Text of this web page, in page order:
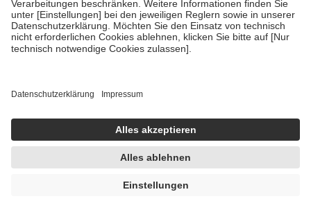
GKV getragen werden
• empfohlenen Schutzimpfungen
• Harn- und Blutteststreifen
getroffen, um sicherzustellen, dass es sich um echte Bewertungen
https://help.etrusted.com/hc/de/articles/4419944605341
Einige Bilder und Inhalte wurden unter Zuhilfenahme künstlicher